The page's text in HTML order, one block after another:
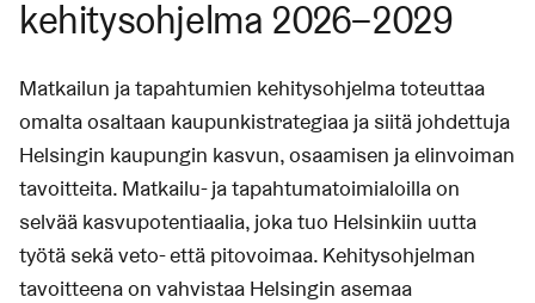
kehitysohjelma 2026–2029
Matkailun ja tapahtumien kehitysohjelma toteuttaa
omalta osaltaan kaupunkistrategiaa ja siitä johdettuja
Helsingin kaupungin kasvun, osaamisen ja elinvoiman
tavoitteita. Matkailu- ja tapahtumatoimialoilla on
selvää kasvupotentiaalia, joka tuo Helsinkiin uutta
työtä sekä veto- että pitovoimaa. Kehitysohjelman
tavoitteena on vahvistaa Helsingin asemaa